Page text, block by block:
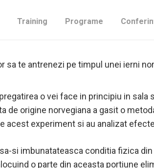
Training Programe
sa te antrenezi pe timpul unei ierni
o vei face in principiu in
origine norvegiana a gasit o
acest experiment si au analizat
si imbunatateasca conditia fizica
o parte din aceasta portiune